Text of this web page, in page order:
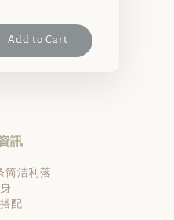
Add to Cart
訊
简洁利落
配